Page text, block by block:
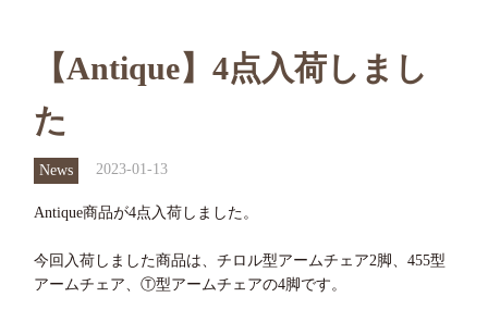
【Antique】4点入荷しまし
た
News 2023-01-13
Antique商品が4点入荷しました。
今回入荷しました商品は、チロル型アームチェア2脚、455型
アームチェア、Ⓣ型アームチェアの4脚です。